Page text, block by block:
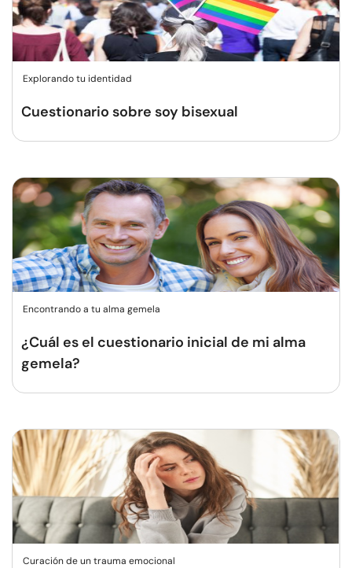
Explorando tu identidad
Cuestionario sobre soy bisexual
Encontrando a tu alma gemela
¿Cuál es el cuestionario inicial de mi alma
gemela?
Curación de un trauma emocional